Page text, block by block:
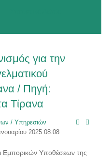
για την
/ Πηγή:
Τίρανα
/ Υπηρεσιών
2025 08:08
Εμπορικών Υποθέσεων της